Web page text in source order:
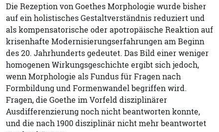
Die Rezeption von Goethes Morphologie wurde bisher
auf ein holistisches Gestaltverständnis reduziert und
als kompensatorische oder apotropäische Reaktion auf
krisenhafte Modernisierungserfahrungen am Beginn
des 20. Jahrhunderts gedeutet. Das Bild einer weniger
homogenen Wirkungsgeschichte ergibt sich jedoch,
wenn Morphologie als Fundus für Fragen nach
Formbildung und Formenwandel begriffen wird.
Fragen, die Goethe im Vorfeld disziplinärer
Ausdifferenzierung noch nicht beantworten konnte,
und die nach 1900 disziplinär nicht mehr beantwortet